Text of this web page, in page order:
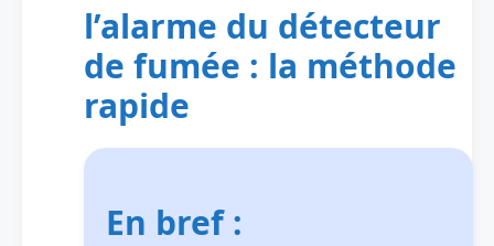
l’alarme du détecteur
de fumée : la méthode
rapide
En bref :